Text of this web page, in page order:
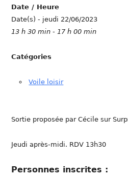
Date / Heure
Date(s) - jeudi 22/06/2023
13 h 30 min - 17 h 00 min
Catégories
Voile loisir
Sortie proposée par Cécile sur
Jeudi après-midi. RDV 13h30
Personnes inscrites :